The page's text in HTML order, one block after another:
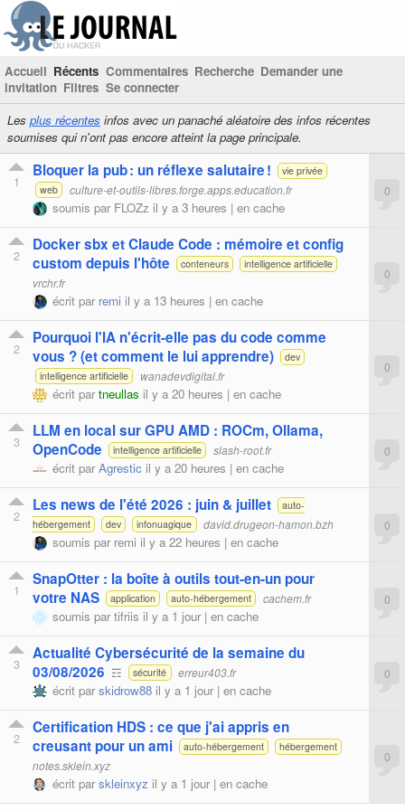
Accueil Récents Commentaires Recherche Demander une
invitation Filtres Se connecter
Les plus récentes infos avec un panaché aléatoire des infos récentes
soumises qui n'ont pas encore atteint la page principale.
1
Bloquer la pub : un réflexe salutaire !
vie privée
web
culture-et-outils-libres.forge.apps.education.fr
soumis par FLOZz il y a 3 heures | en cache
0
2
Docker sbx et Claude Code : mémoire et config
custom depuis l'hôte
conteneurs intelligence artificielle
vrchr.fr
écrit par remi il y a 13 heures | en cache
0
2
Pourquoi l'IA n'écrit-elle pas du code comme
vous ? (et comment le lui apprendre)
dev
intelligence artificielle
wanadevdigital.fr
écrit partneullas il y a 20 heures | en cache
0
3
LLM en local sur GPU AMD : ROCm, Ollama,
OpenCode
intelligence artificielle slash-root.fr
écrit parAgrestic il y a 20 heures | en cache
0
2
Les news de l'été 2026 : juin & juillet
auto-
hébergement
dev infonuagique david.drugeon-hamon.bzh
soumis par remi il y a 22 heures | en cache
0
1
SnapOtter : la boîte à outils tout-en-un pour
votre NAS
application auto-hébergement cachem.fr
soumis partifriis il y a 1 jour | en cache
0
3
Actualité Cybersécurité de la semaine du
03/08/2026 ☶ sécurité erreur403.fr
écrit parskidrow88 il y a 1 jour | en cache
0
2
Certification HDS : ce que j'ai appris en
creusant pour un ami
auto-hébergement hébergement
notes.sklein.xyz
écrit parskleinxyz il y a 1 jour | en cache
0